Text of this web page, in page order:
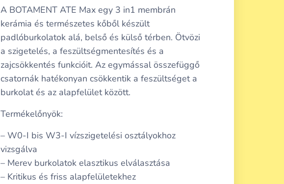
A BOTAMENT ATE Max egy 3 in1 membrán
kerámia és természetes kőből készült
padlóburkolatok alá, belső és külső térben. Ötvözi
a szigetelés, a feszültségmentesítés és a
zajcsökkentés funkcióit. Az egymással összefüggő
csatornák hatékonyan csökkentik a feszültséget a
burkolat és az alapfelület között.
Termékelőnyök:
– W0-I bis W3-I vízszigetelési osztályokhoz
vizsgálva
– Merev burkolatok elasztikus elválasztása
– Kritikus és friss alapfelületekhez